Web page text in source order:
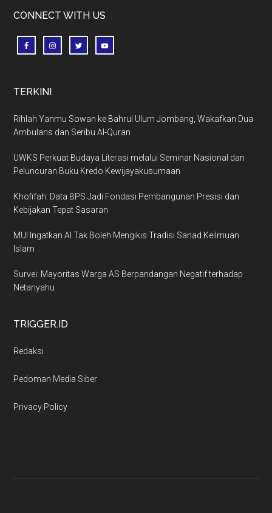
CONNECT WITH US
TERKINI
Rihlah Yanmu Sowan ke Bahrul Ulum Jombang, Wakafkan Dua
Ambulans dan Seribu Al-Quran
UWKS Perkuat Budaya Literasi melalui Seminar Nasional dan
Peluncuran Buku Kredo Kewijayakusumaan
Khofifah: Data BPS Jadi Fondasi Pembangunan Presisi dan
Kebijakan Tepat Sasaran
MUI Ingatkan AI Tak Boleh Mengikis Tradisi Sanad Keilmuan
Islam
Survei: Mayoritas Warga AS Berpandangan Negatif terhadap
Netanyahu
TRIGGER.ID
Redaksi
Pedoman Media Siber
Privacy Policy